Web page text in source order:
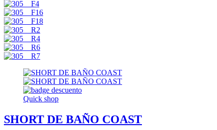
Quick shop
SHORT DE BAÑO COAST